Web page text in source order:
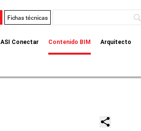
Fichas técnicas
ASI Conectar Contenido BIM Arquitecto